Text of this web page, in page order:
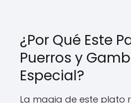
¿Por Qué Este
Puerros y
Especial?
La magia de este plato